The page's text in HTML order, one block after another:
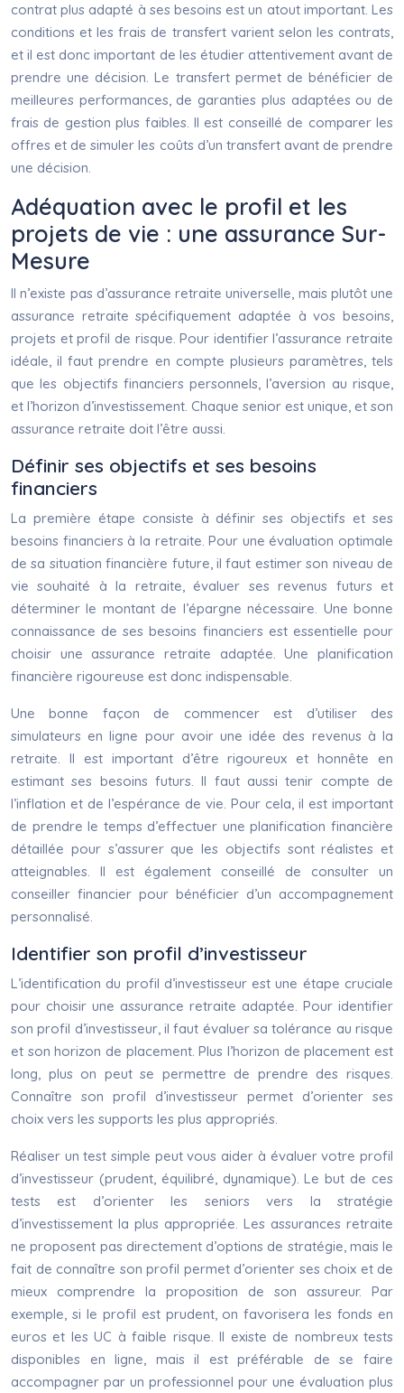
contrat plus adapté à ses besoins est un atout important. Les
conditions et les frais de transfert varient selon les contrats,
et il est donc important de les étudier attentivement avant de
prendre une décision. Le transfert permet de bénéficier de
meilleures performances, de garanties plus adaptées ou de
frais de gestion plus faibles. Il est conseillé de comparer les
offres et de simuler les coûts d’un transfert avant de prendre
une décision.
Adéquation avec le profil et les
projets de vie : une assurance Sur-
Mesure
Il n’existe pas d’assurance retraite universelle, mais plutôt une
assurance retraite spécifiquement adaptée à vos besoins,
projets et profil de risque. Pour identifier l’assurance retraite
idéale, il faut prendre en compte plusieurs paramètres, tels
que les objectifs financiers personnels, l’aversion au risque,
et l’horizon d’investissement. Chaque senior est unique, et son
assurance retraite doit l’être aussi.
Définir ses objectifs et ses besoins
financiers
La première étape consiste à définir ses objectifs et ses
besoins financiers à la retraite. Pour une évaluation optimale
de sa situation financière future, il faut estimer son niveau de
vie souhaité à la retraite, évaluer ses revenus futurs et
déterminer le montant de l’épargne nécessaire. Une bonne
connaissance de ses besoins financiers est essentielle pour
choisir une assurance retraite adaptée. Une planification
financière rigoureuse est donc indispensable.
Une bonne façon de commencer est d’utiliser des
simulateurs en ligne pour avoir une idée des revenus à la
retraite. Il est important d’être rigoureux et honnête en
estimant ses besoins futurs. Il faut aussi tenir compte de
l’inflation et de l’espérance de vie. Pour cela, il est important
de prendre le temps d’effectuer une planification financière
détaillée pour s’assurer que les objectifs sont réalistes et
atteignables. Il est également conseillé de consulter un
conseiller financier pour bénéficier d’un accompagnement
personnalisé.
Identifier son profil d’investisseur
L’identification du profil d’investisseur est une étape cruciale
pour choisir une assurance retraite adaptée. Pour identifier
son profil d’investisseur, il faut évaluer sa tolérance au risque
et son horizon de placement. Plus l’horizon de placement est
long, plus on peut se permettre de prendre des risques.
Connaître son profil d’investisseur permet d’orienter ses
choix vers les supports les plus appropriés.
Réaliser un test simple peut vous aider à évaluer votre profil
d’investisseur (prudent, équilibré, dynamique). Le but de ces
tests est d’orienter les seniors vers la stratégie
d’investissement la plus appropriée. Les assurances retraite
ne proposent pas directement d’options de stratégie, mais le
fait de connaître son profil permet d’orienter ses choix et de
mieux comprendre la proposition de son assureur. Par
exemple, si le profil est prudent, on favorisera les fonds en
euros et les UC à faible risque. Il existe de nombreux tests
disponibles en ligne, mais il est préférable de se faire
accompagner par un professionnel pour une évaluation plus